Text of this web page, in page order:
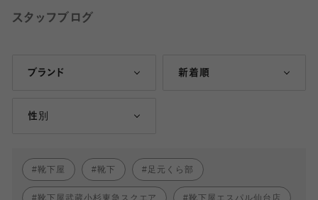
スタッフブログ
ブランド 新着順
性別
靴下屋 靴下 足元くら部
靴下屋武蔵小杉東急スクエア 靴下屋エスパル仙台店